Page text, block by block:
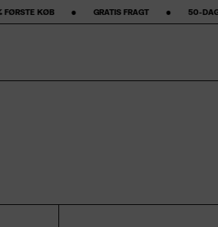
FRAGT ‎ ‎ ‎ ‎ ‎ ‎ ‎ •‎ ‎ ‎ ‎ ‎ ‎ ‎ ‎ 50-DAGES RETURRET